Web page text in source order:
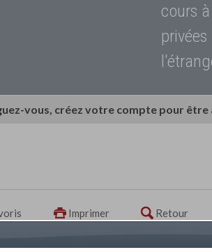
cours
vous, créez votre compte pour
Imprimer Retour